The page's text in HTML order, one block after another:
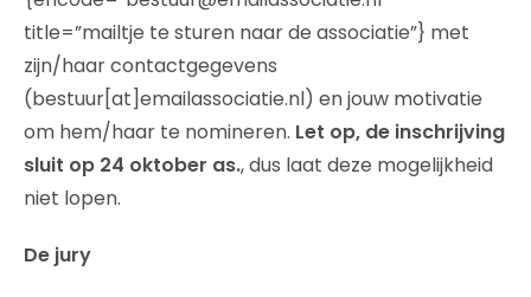
title=”mailtje te sturen naar de associatie”} met
zijn/haar contactgegevens
(bestuur[at]emailassociatie.nl) en jouw motivatie
om hem/haar te nomineren. Let op, de inschrijving
sluit op 24 oktober as., dus laat deze mogelijkheid
niet lopen.
De jury